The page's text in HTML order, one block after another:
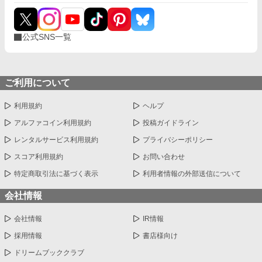
公式SNS一覧
ご利用について
利用規約 ヘルプ
アルファコイン利用規約 投稿ガイドライン
レンタルサービス利用規約 プライバシーポリシー
スコア利用規約 お問い合わせ
特定商取引法に基づく表示 利用者情報の外部送信について
会社情報
会社情報 IR情報
採用情報 書店様向け
ドリームブッククラブ